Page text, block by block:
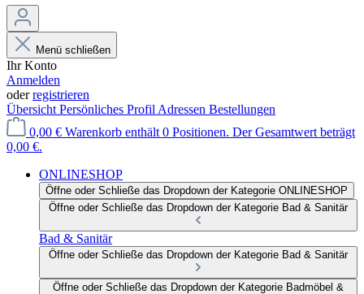
Menü schließen
Ihr Konto
Anmelden
oderregistrieren
Übersicht Persönliches Profil Adressen Bestellungen
0,00 € Warenkorb enthält 0 Positionen. Der Gesamtwert beträgt
0,00 €.
ONLINESHOP
Öffne oder Schließe das Dropdown der Kategorie ONLINESHOP
Öffne oder Schließe das Dropdown der Kategorie Bad & Sanitär
Bad & Sanitär
Öffne oder Schließe das Dropdown der Kategorie Bad & Sanitär
Öffne oder Schließe das Dropdown der Kategorie Badmöbel &